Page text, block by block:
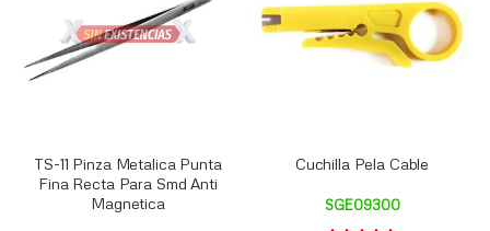
TS-11 Pinza Metalica Punta
Fina Recta Para Smd Anti
Magnetica
Cuchilla Pela Cable
SGE09300